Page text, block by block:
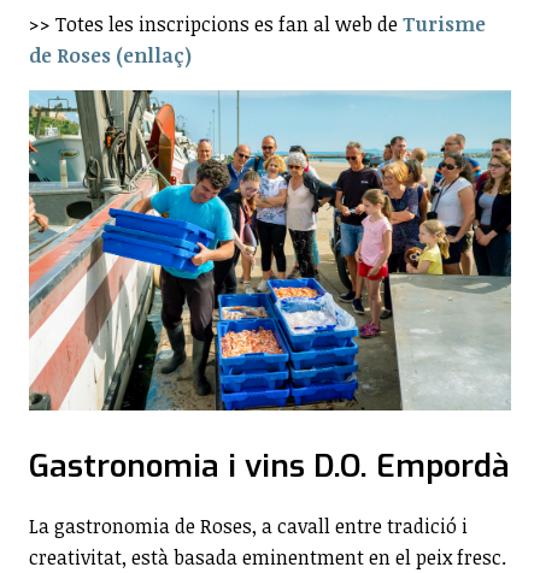
>> Totes les inscripcions es fan al web deTurisme
de Roses (enllaç)
Gastronomia i vins D.O. Empordà
La gastronomia de Roses, a cavall entre tradició i
creativitat, està basada eminentment en el peix fresc.